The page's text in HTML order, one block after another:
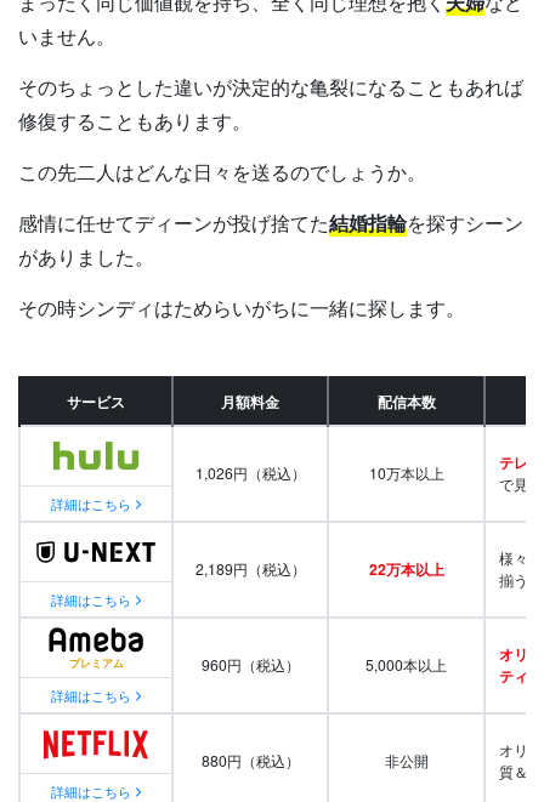
いません。
そのちょっとした違いが決定的な亀裂になることもあれば
修復することもあります。
この先二人はどんな日々を送るのでしょうか。
感情に任せてディーンが投げ捨てた結婚指輪を探すシーン
がありました。
その時シンディはためらいがちに一緒に探します。
サービス 月額料金 配信本数
詳細はこちら
1,026円（税込） 10万本以上 テレビ
で見
詳細はこちら
2,189円（税込） 22万本以上
様々
揃う
詳細はこちら
960円（税込） 5,000本以上
オリ
ティ
詳細はこちら
880円（税込） 非公開
オリ
質＆